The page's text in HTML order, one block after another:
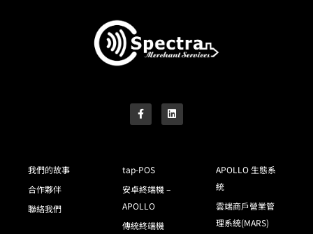
我們的故事
合作夥伴
聯絡我們
tap-POS
安卓終端機 –
APOLLO
傳統終端機
APOLLO 生態系
統
雲端商戶營業管
理系統(MARS)